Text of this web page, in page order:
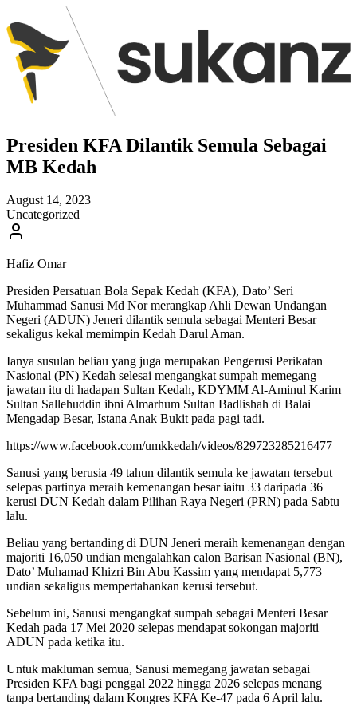
Presiden KFA Dilantik Semula Sebagai
MB Kedah
August 14, 2023
Uncategorized
Hafiz Omar
Presiden Persatuan Bola Sepak Kedah (KFA), Dato’ Seri
Muhammad Sanusi Md Nor merangkap Ahli Dewan Undangan
Negeri (ADUN) Jeneri dilantik semula sebagai Menteri Besar
sekaligus kekal memimpin Kedah Darul Aman.
Ianya susulan beliau yang juga merupakan Pengerusi Perikatan
Nasional (PN) Kedah selesai mengangkat sumpah memegang
jawatan itu di hadapan Sultan Kedah, KDYMM Al-Aminul Karim
Sultan Sallehuddin ibni Almarhum Sultan Badlishah di Balai
Mengadap Besar, Istana Anak Bukit pada pagi tadi.
https://www.facebook.com/umkkedah/videos/829723285216477
Sanusi yang berusia 49 tahun dilantik semula ke jawatan tersebut
selepas partinya meraih kemenangan besar iaitu 33 daripada 36
kerusi DUN Kedah dalam Pilihan Raya Negeri (PRN) pada Sabtu
lalu.
Beliau yang bertanding di DUN Jeneri meraih kemenangan dengan
majoriti 16,050 undian mengalahkan calon Barisan Nasional (BN),
Dato’ Muhamad Khizri Bin Abu Kassim yang mendapat 5,773
undian sekaligus mempertahankan kerusi tersebut.
Sebelum ini, Sanusi mengangkat sumpah sebagai Menteri Besar
Kedah pada 17 Mei 2020 selepas mendapat sokongan majoriti
ADUN pada ketika itu.
Untuk makluman semua, Sanusi memegang jawatan sebagai
Presiden KFA bagi penggal 2022 hingga 2026 selepas menang
tanpa bertanding dalam Kongres KFA Ke-47 pada 6 April lalu.